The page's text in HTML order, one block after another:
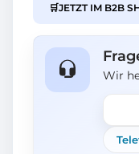
🛒JETZT IM B2B
Wir